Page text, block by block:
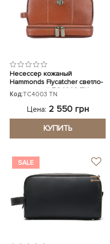
Несессер кожаный
Hammonds Flycatcher светло-
коричневый TC4003 TN
Код:TC4003 TN
Цена: 2 550 грн
КУПИТЬ
SALE